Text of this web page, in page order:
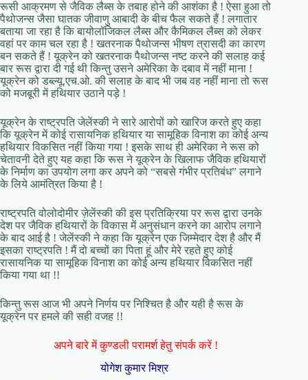
रूसी आक्रमण से जैविक लैब्स के तबाह होने की आशंका है ! ऐसा हुआ तो
पैथोजन्स जैसा घातक जीवाणु आबादी के बीच फैल सकते हैं ! लगातार
बताया जा रहा है कि बायोलॉजिकल लैब्स और कैमिकल लैब्स को लेकर
वहां पर काम चल रहा है ! खतरनाक पैथोजन्स भीषण त्रासदी का कारण
बन सकते हैं ! यूक्रेन को खतरनाक पैथोजन्स नष्ट करने की सलाह कई
बार रूस द्वारा दी गई थी किन्तु उसने अमेरिका के दबाव में नहीं माना !
यूक्रेन को डब्ल्यू.एच.ओ. की सलाह के बाद भी जब वह नहीं माना तो रूस
को मजबूरी में हथियार उठाने पड़े !
यूक्रेन के राष्ट्रपति जेलेंस्की ने सारे आरोपों को खारिज करते हुए कहा
कि यूक्रेन में कोई रासायनिक हथियार या सामूहिक विनाश का कोई अन्य
हथियार विकसित नहीं किया गया ! इसके साथ ही अमेरिका ने रूस को
चेतावनी देते हुए यह कहा कि रूस ने यूक्रेन के खिलाफ जैविक हथियारों
के निर्माण का उपयोग लगा कर अपने को “सबसे गंभीर प्रतिबंध” लगाने
के लिये आमंत्रित किया है !
राष्ट्रपति वोलोदोमीर ज़ेलेंस्की की इस प्रतिक्रिया पर रूस द्वारा उनके
देश पर जैविक हथियारों के विकास में अनुसंधान करने का आरोप लगाने
के बाद आई है ! जेलेंस्की ने कहा कि यूक्रेन एक जिम्मेदार देश है और मैं
इसका राष्ट्रपति ! मैं दो बच्चों का पिता हूं और मेरे रहते हुए कोई
रासायनिक या सामूहिक विनाश का कोई अन्य हथियार विकसित नहीं
किया गया था !!
किन्तु रूस आज भी अपने निर्णय पर निश्चित है और यही है रूस के
यूक्रेन पर हमले की सही वजह !!
अपने बारे में कुण्डली परामर्श हेतु संपर्क करें !
योगेश कुमार मिश्र